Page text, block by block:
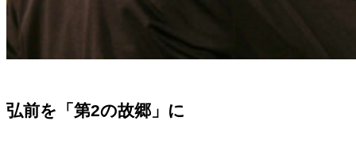
弘前を「第2の故郷」に